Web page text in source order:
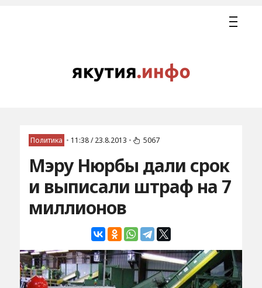
Политика • 11:38 / 23.8.2013 • 5067
Мэру Нюрбы дали срок
и выписали штраф на 7
миллионов